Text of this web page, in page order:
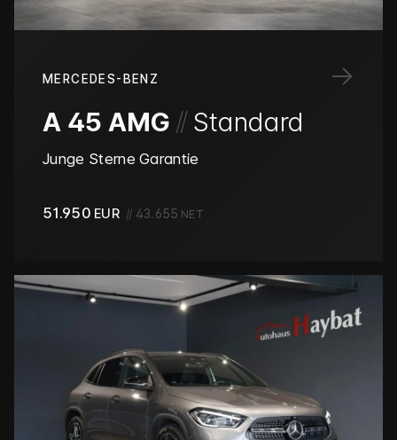
→
MERCEDES-BENZ
A 45 AMG // Standard
Junge Sterne Garantie
51.950 EUR // 43.655 NET